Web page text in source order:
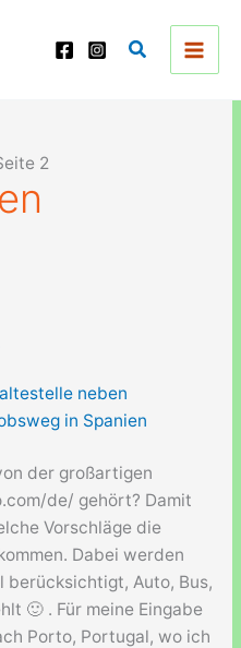
Suchen
2
der großartigen
de/ gehört? Damit
Vorschläge die
Dabei werden
berücksichtigt, Auto, Bus,
🙂 . Für meine Eingabe
Porto, Portugal, wo ich